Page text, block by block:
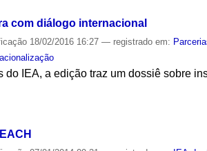
com diálogo internacional
18/02/2016 16:27— registrado em:
IEA, a edição traz um dossiê sobre